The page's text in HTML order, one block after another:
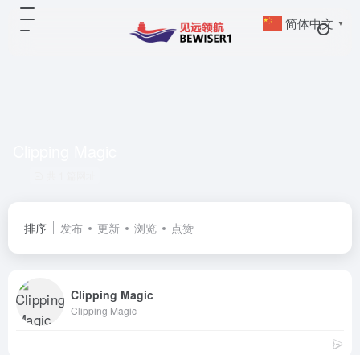
排序 发布 更新 浏览 点赞
Clipping Magic
Clipping Magic
简体中文 ▼